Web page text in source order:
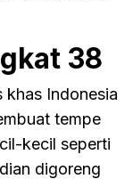
38
khas Indonesia
tempe
kecil seperti
digoreng